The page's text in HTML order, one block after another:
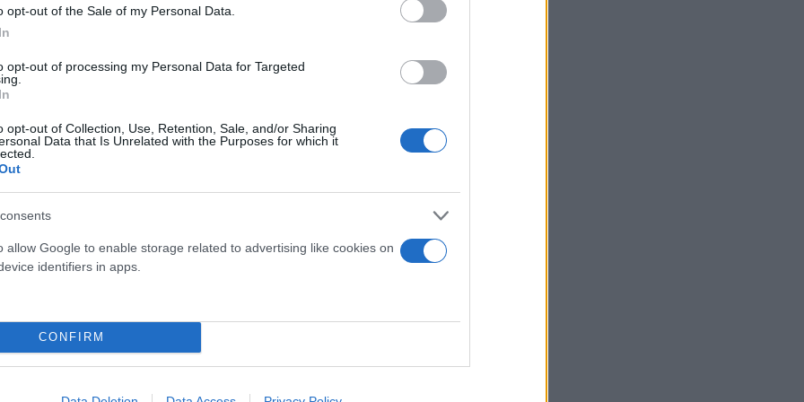
opt-out of the Sale of my Personal Data.
opt-out of processing my Personal Data for Targeted
opt-out of Collection, Use, Retention, Sale, and/or Sharing
Data that Is Unrelated with the Purposes for which it
allow Google to enable storage related to advertising like cookies on
identifiers in apps.
CONFIRM
για την προμήθεια φυσικού αερίου από τη Ρωσία προς
και από τα τέλη Ιουλίου λειτουργεί μόλις στο 20%
170 εκατομμύρια κυβικά μέτρα την ημέρα. Η Μόσχα τόνισε
κυρώσεις, οι οποίες έχουν προκαλέσει προβλήματα στη
αερίου της Siemens».
στην πιο κρίσιμη καμπή της διαμάχης με τη Ρωσία
είναι εμφανής ο φόβος έντονων κοινωνικών
και ο κίνδυνος να αρχίσουν να αμφισβητούν τις